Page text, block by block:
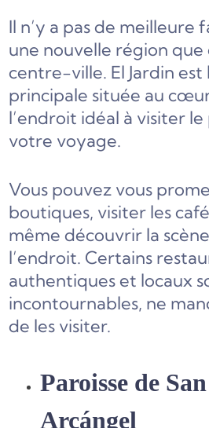
Il n’y a pas de meilleure
une nouvelle région que
centre-ville. El Jardin est
principale située au
l’endroit idéal à visiter
votre voyage.
Vous pouvez vous
boutiques, visiter les
même découvrir la
l’endroit. Certains
authentiques et locaux
incontournables, ne
de les visiter.
Paroisse de
Arcángel